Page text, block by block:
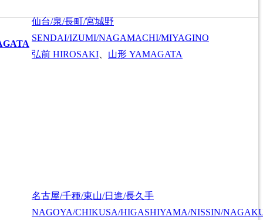
仙台/泉/長町/宮城野
SENDAI/IZUMI/NAGAMACHI/MIYAGINO
弘前 HIROSAKI 山形 YAMAGATA
名古屋/千種/東山/日進/長久手
NAGOYA/CHIKUSA/HIGASHIYAMA/NISSIN/